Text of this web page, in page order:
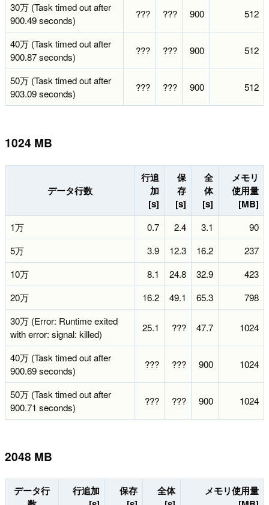
30万 (Task timed out after
900.49 seconds)
??? ??? 900 512
40万 (Task timed out after
900.87 seconds)
??? ??? 900 512
50万 (Task timed out after
903.09 seconds)
??? ??? 900 512
1024 MB
データ行数
行追
加
[s]
保
存
[s]
全
体
[s]
メモリ
使用量
[MB]
1万 0.7 2.4 3.1
90
5万
3.9 12.3 16.2
237
10万
8.1 24.8 32.9
423
20万
16.2 49.1 65.3
798
30万 (Error: Runtime exited
with error: signal: killed)
25.1 ??? 47.7 1024
40万 (Task timed out after
900.69 seconds)
??? ??? 900 1024
50万 (Task timed out after
900.71 seconds)
??? ??? 900 1024
2048 MB
データ行
行追加
保存
全体
メモリ使用量